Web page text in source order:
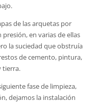
de las arquetas por
en varias de ellas
la suciedad que obstruía
de cemento, pintura,
tierra.
fase de limpieza,
dejamos la instalación